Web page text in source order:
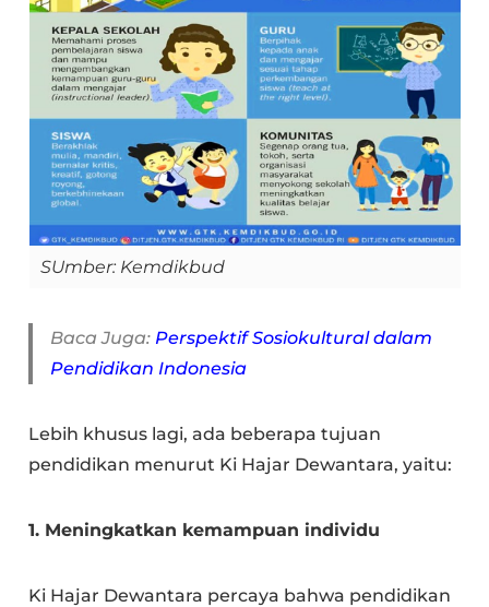
SUmber: Kemdikbud
Baca Juga: Perspektif Sosiokultural dalam
Pendidikan Indonesia
Lebih khusus lagi, ada beberapa tujuan
pendidikan menurut Ki Hajar Dewantara, yaitu:
1. Meningkatkan kemampuan individu
Ki Hajar Dewantara percaya bahwa pendidikan